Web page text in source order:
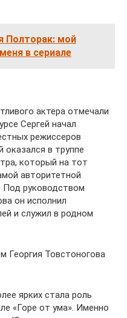
Полторак: мой
в сериале
актера отмечали
Сергей начал
режиссеров
оказался в труппе
который на тот
авторитетной
Под руководством
он исполнил
и служил в родном
Георгия Товстоногова
ярких стала роль
«Горе от ума». Именно